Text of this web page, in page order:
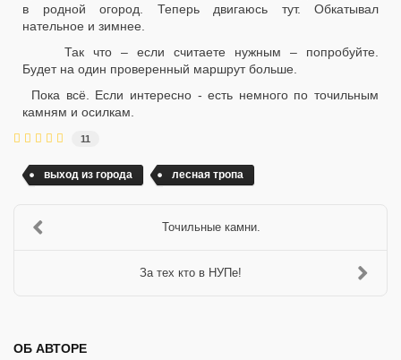
в родной огород. Теперь двигаюсь тут. Обкатывал
нательное и зимнее.
Так что – если считаете нужным – попробуйте.
Будет на один проверенный маршрут больше.
Пока всё. Если интересно - есть немного по точильным
камням и осилкам.
11
выход из города лесная тропа
Точильные камни.
За тех кто в НУПе!
ОБ АВТОРЕ